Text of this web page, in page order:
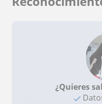
¿Quieres